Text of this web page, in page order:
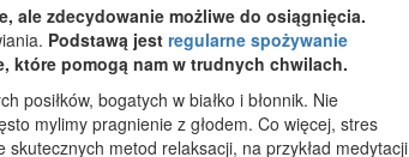
ale zdecydowanie możliwe do osiągnięcia.
Podstawą jest regularne spożywanie
które pomogą nam w trudnych chwilach.
posiłków, bogatych w białko i błonnik. Nie
mylimy pragnienie z głodem. Co więcej, stres
metod relaksacji, na przykład medytacji